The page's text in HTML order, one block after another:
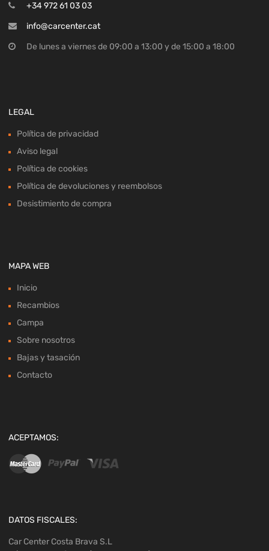
+34 972 61 03 03
info@carcenter.cat
De lunes a viernes de 09:00 a 13:00 y de 15:00 a 18:00
LEGAL
Política de privacidad
Aviso legal
Política de cookies
Política de devoluciones y reembolsos
Desistimiento de compra
MAPA WEB
Inicio
Recambios
Campa
Sobre nosotros
Bajas y tasación
Contacto
ACEPTAMOS:
DATOS FISCALES:
Car Center Costa Brava S.L